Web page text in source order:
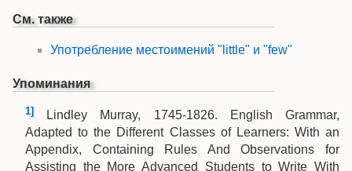
См. также
Употребление местоимений "little" и "few"
Упоминания
1]
Lindley Murray, 1745-1826. English Grammar,
Adapted to the Different Classes of Learners: With an
Appendix, Containing Rules And Observations for
Assisting the More Advanced Students to Write With